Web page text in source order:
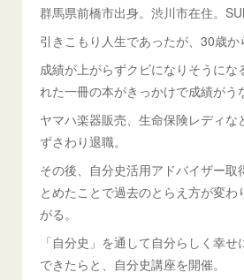
群馬県前橋市出身。渋川市在住。
引きこもり人生であったが、30歳か
成績が上がらずクビになりそうにな
れた一冊の本がきっかけで成績がう
ヤマハ楽器販売、生命保険レディな
ずさわり退職。
その後、自分史活用アドバイザー取
とめたことで過去のとらえ方が変わ
がる。
「自分史」を通して自分らしく幸
できたらと、自分史講座を開催。